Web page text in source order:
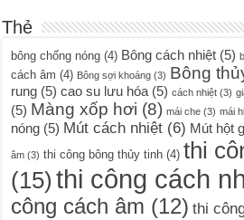
Thẻ
bông chống nóng (4) Bông cách nhiệt (5)
cách âm (4) Bông sợi khoáng (3) Bông
rung (5) cao su lưu hóa (5) cách nhiệt (3)
(5) Màng xốp hơi (8) mái che (3) mái
nóng (5) Mút cách nhiệt (6) Mút hột
âm (3) thi công bông thủy tinh (4) thi
(15) thi công cách
công cách âm (12) thi